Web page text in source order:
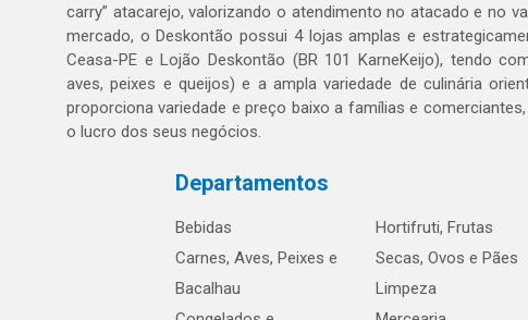
carry” atacarejo, valorizando o atendimento no atacado e no
mercado, o Deskontão possui 4 lojas amplas e
Ceasa-PE e Lojão Deskontão (BR 101 KarneKeijo), tendo
aves, peixes e queijos) e a ampla variedade de culinária
proporciona variedade e preço baixo a famílias e
o lucro dos seus negócios.
Departamentos
Bebidas
Carnes, Aves, Peixes e
Bacalhau
Hortifruti, Frutas
Secas, Ovos e Pães
Limpeza